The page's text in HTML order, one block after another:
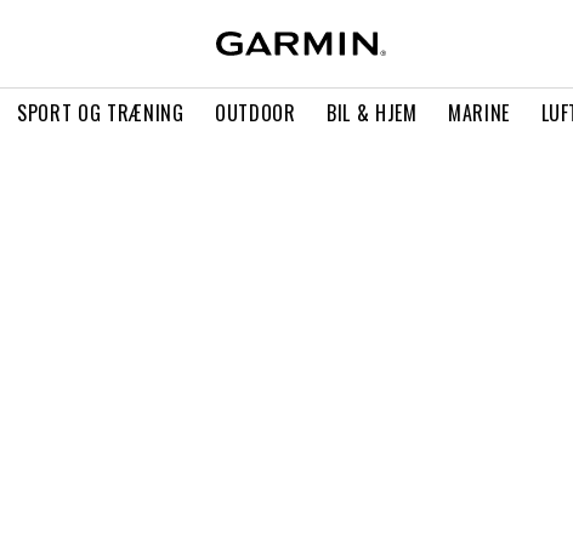
SPORT OG TRÆNING OUTDOOR BIL & HJEM MARINE